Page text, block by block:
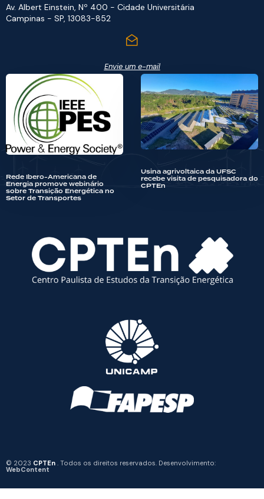
Av. Albert Einstein, Nº 400 - Cidade Universitária
Campinas - SP, 13083-852
Envie um e-mail
Rede Ibero-Americana de
Energia promove webinário
sobre Transição Energética no
Setor de Transportes
Usina agrivoltaica da UFSC
recebe visita de pesquisadora do
CPTEn
© 2023 CPTEn . Todos os direitos reservados. Desenvolvimento:
WebContent